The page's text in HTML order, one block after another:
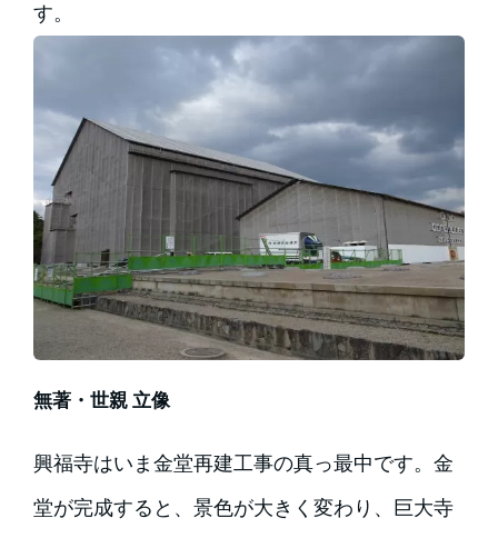
す。
無著・世親 立像
興福寺はいま金堂再建工事の真っ最中です。金
堂が完成すると、景色が大きく変わり、巨大寺